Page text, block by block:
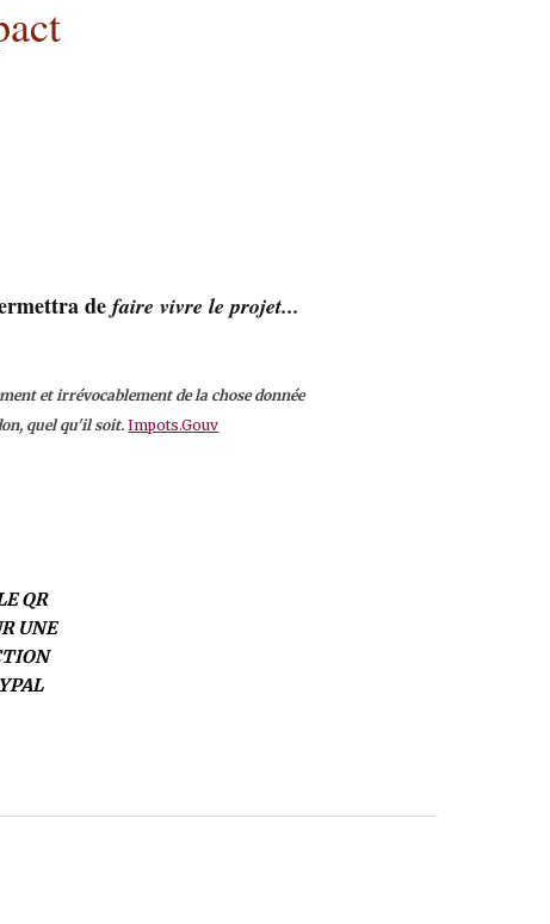
defaire vivre le projet...
et irrévocablement de la chose donnée
quel qu'il soit.Impots.Gouv
QR
UNE